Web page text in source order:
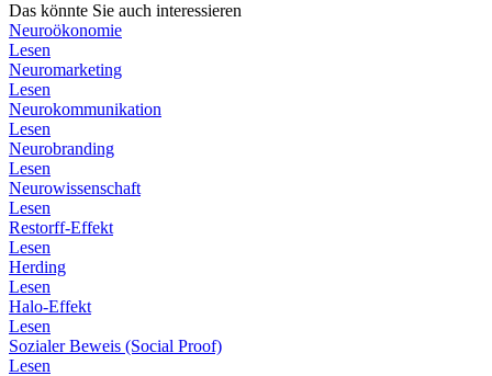
Das könnte Sie auch interessieren
Neuroökonomie
Lesen
Neuromarketing
Lesen
Neurokommunikation
Lesen
Neurobranding
Lesen
Neurowissenschaft
Lesen
Restorff-Effekt
Lesen
Herding
Lesen
Halo-Effekt
Lesen
Sozialer Beweis (Social Proof)
Lesen